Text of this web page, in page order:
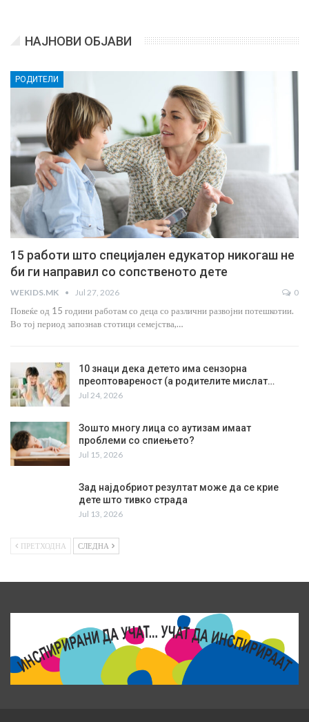
НАЈНОВИ ОБЈАВИ
РОДИТЕЛИ
15 работи што специјален едукатор никогаш не
би ги направил со сопственото дете
WEKIDS.MK Jul 27, 2026 0
Повеќе од 15 години работам со деца со различни развојни потешкотии.
Во тој период запознав стотици семејства,…
10 знаци дека детето има сензорна
преоптовареност (а родителите мислат…
Jul 24, 2026
Зошто многу лица со аутизам имаат
проблеми со спиењето?
Jul 15, 2026
Зад најдобриот резултат може да се крие
дете што тивко страда
Jul 13, 2026
ПРЕТХОДНА СЛЕДНА